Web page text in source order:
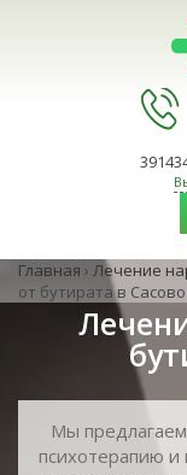
Главная › Лечение
от бутирата в Сасово
Мы
психотерапию